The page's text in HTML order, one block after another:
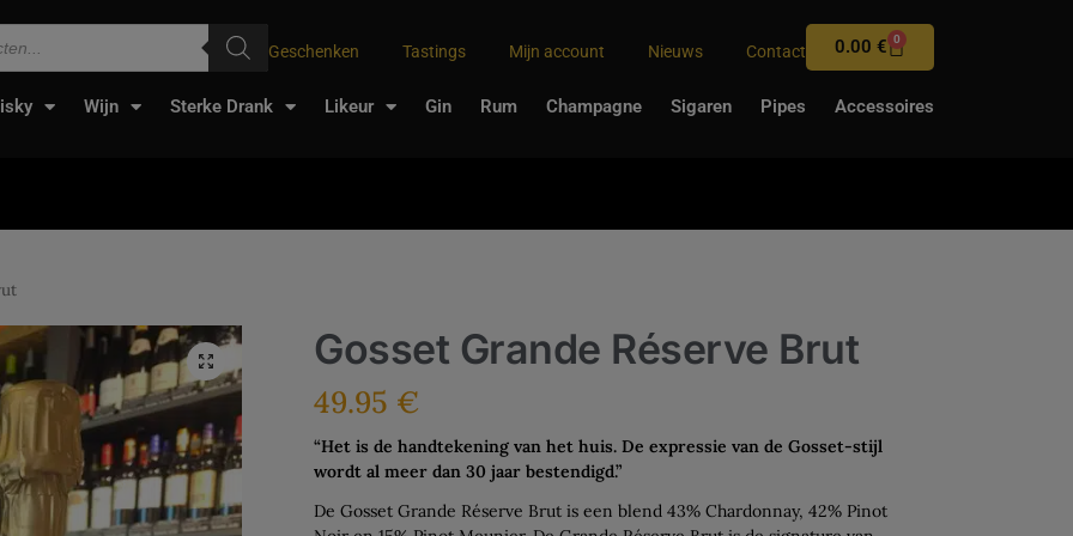
Geschenken Tastings Mijn account Nieuws Contact 0.00€ 0
Wijn Sterke Drank Likeur Gin Rum Champagne Sigaren Pipes Accessoires
Gosset Grande Réserve Brut
49.95 €
“Het is de handtekening van het huis. De expressie van de Gosset-stijl
wordt al meer dan 30 jaar bestendigd.”
De Gosset Grande Réserve Brut is een blend 43% Chardonnay, 42% Pinot